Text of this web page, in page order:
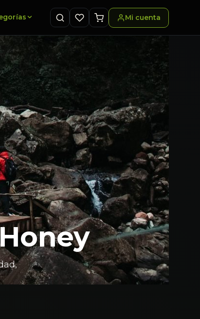
Mi cuenta